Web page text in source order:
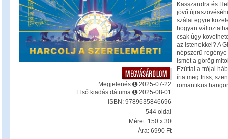
Megjelenés:
2025-07-22
Első kiadás dátuma:
2025-08-01
ISBN: 9789635846696
544 oldal
Méret: 150 x 30
Ára: 6990 Ft
Kasszandra és
jövő
szálai egyre
hogyan
csak úgy
az istenekkel? A
népszerű
ismét a görög
Ezúttal a trójai
írta meg friss,
romantikus